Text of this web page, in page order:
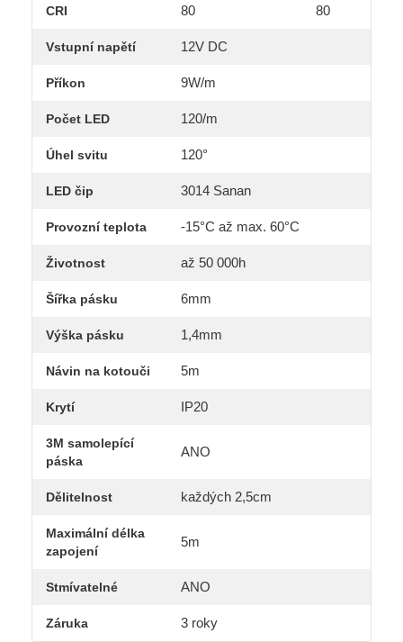
CRI 80 80
Vstupní napětí 12V DC
Příkon 9W/m
Počet LED 120/m
Úhel svitu 120°
LED čip 3014 Sanan
Provozní teplota -15°C až max. 60°C
Životnost až 50 000h
Šířka pásku 6mm
Výška pásku 1,4mm
Návin na kotouči 5m
Krytí IP20
3M samolepící
páska
ANO
Dělitelnost každých 2,5cm
Maximální délka
zapojení
5m
Stmívatelné ANO
Záruka 3 roky